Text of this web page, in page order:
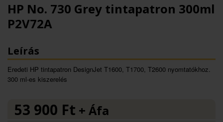
HP No. 730 Grey tintapatron 300ml
P2V72A
Leírás
Eredeti HP tintapatron DesignJet T1600, T1700, T2600 nyomtatókhoz.
300 ml-es kiszerelés
53 900 Ft + Áfa